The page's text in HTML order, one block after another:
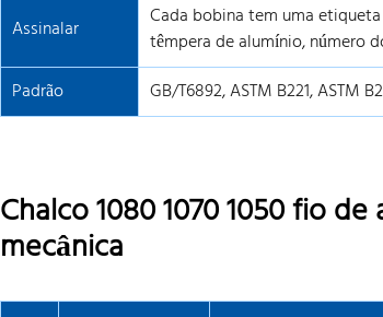
Assinalar
Cada bobina tem uma
têmpera de alumínio, número
Padrão
GB/T6892, ASTM B221, ASTM
Chalco 1080 1070 1050 fio
mecânica